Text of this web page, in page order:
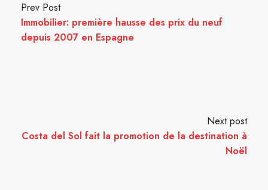
Prev Post
Immobilier: première hausse des prix du neuf
depuis 2007 en Espagne
Next post
Costa del Sol fait la promotion de la destination à
Noël